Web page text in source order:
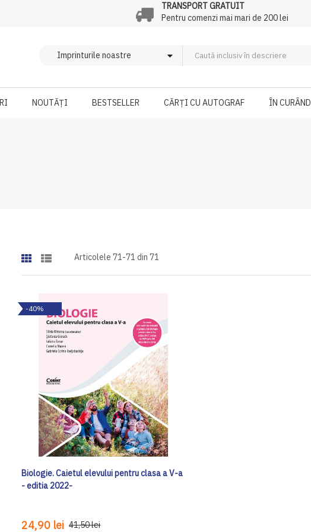
TRANSPORT GRATUIT
Pentru comenzi mai mari de 200 lei
NOUTĂȚI BESTSELLER CĂRȚI CU AUTOGRAF ÎN CURÂND
Articolele71-71 din71
-40%
Biologie. Caietul elevului pentru clasa a V-a
- editia 2022-
24,90 lei 41,50 lei